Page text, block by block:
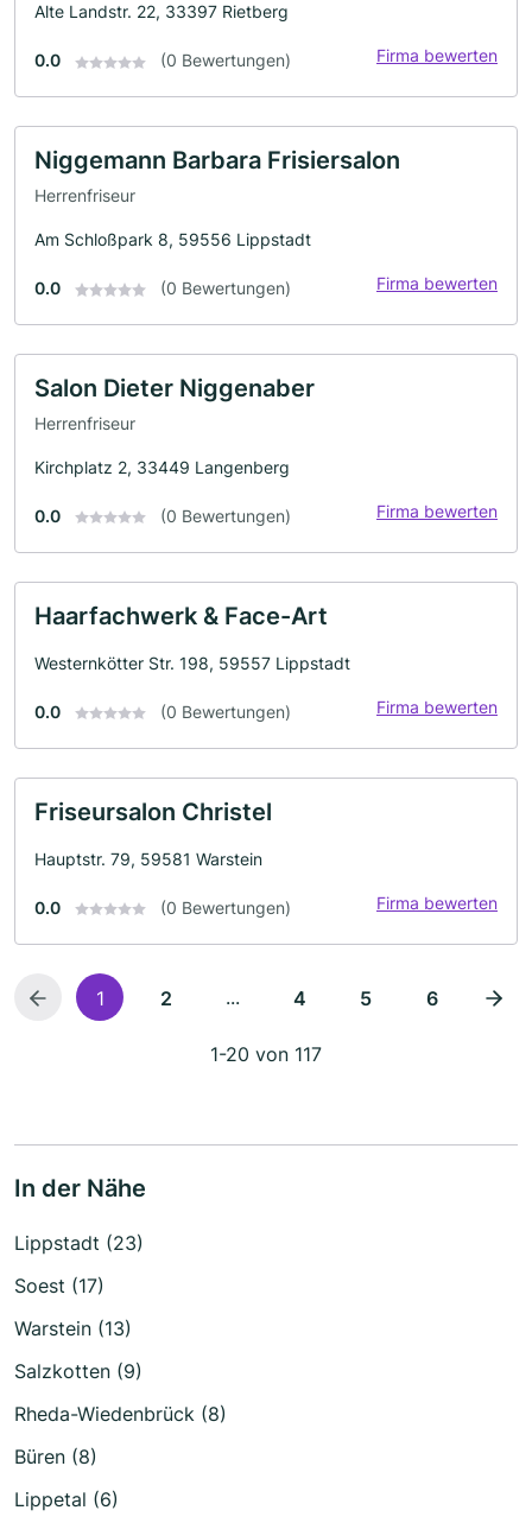
Alte Landstr. 22, 33397 Rietberg
0.0 (0 Bewertungen) Firma bewerten
Niggemann Barbara Frisiersalon
Herrenfriseur
Am Schloßpark 8, 59556 Lippstadt
0.0 (0 Bewertungen) Firma bewerten
Salon Dieter Niggenaber
Herrenfriseur
Kirchplatz 2, 33449 Langenberg
0.0 (0 Bewertungen) Firma bewerten
Haarfachwerk & Face-Art
Westernkötter Str. 198, 59557 Lippstadt
0.0 (0 Bewertungen) Firma bewerten
Friseursalon Christel
Hauptstr. 79, 59581 Warstein
0.0 (0 Bewertungen) Firma bewerten
1 2 ... 4 5 6
1-20 von 117
In der Nähe
Lippstadt (23)
Soest (17)
Warstein (13)
Salzkotten (9)
Rheda-Wiedenbrück (8)
Büren (8)
Lippetal (6)